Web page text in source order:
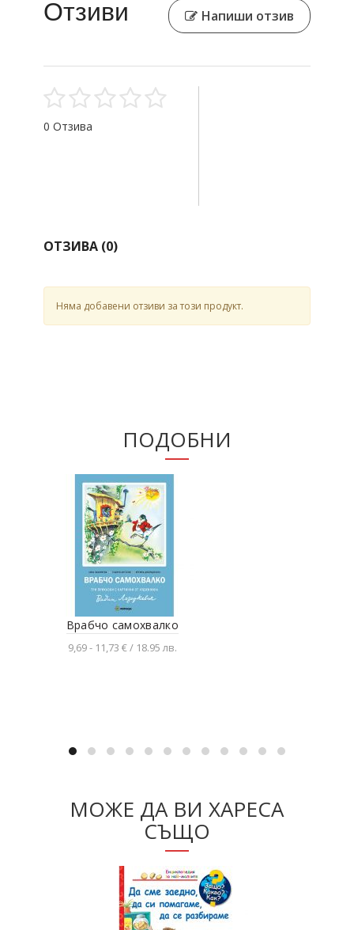
Отзиви Напиши отзив
0 Отзива
ОТЗИВА (0)
Няма добавени отзиви за този продукт.
ПОДОБНИ
Врабчо самохвалко
9,69 - 11,73 € / 18.95 лв.
МОЖЕ ДА ВИ ХАРЕСА
СЪЩО